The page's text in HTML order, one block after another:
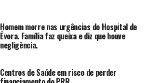
Homem morre nas urgências do Hospital de
Évora. Família faz queixa e diz que houve
negligência.
Centros de Saúde em risco de perder